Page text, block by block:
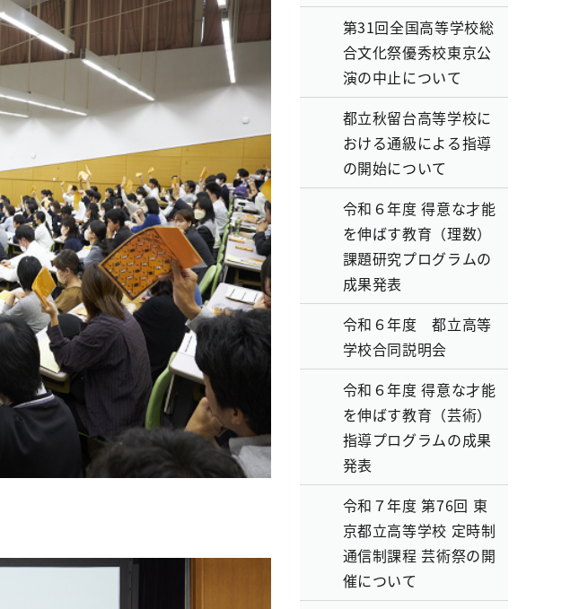
第31回全国高等学校総
合文化祭優秀校東京公
演の中止について
都立秋留台高等学校に
おける通級による指導
の開始について
令和６年度 得意な才能
を伸ばす教育（理数）
課題研究プログラムの
成果発表
令和６年度 都立高等
学校合同説明会
令和６年度 得意な才能
を伸ばす教育（芸術）
指導プログラムの成果
発表
令和７年度 第76回 東
京都立高等学校 定時制
通信制課程 芸術祭の開
催について